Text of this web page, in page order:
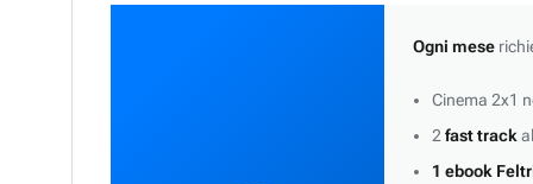
Ogni mese
Cinema 2x1
2 fast track
1 ebook